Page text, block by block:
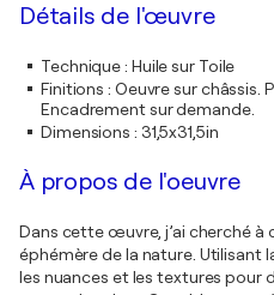
Détails de l'œuvre
Technique: Huile sur Toile
Finitions : Oeuvre sur châssis.
Encadrement sur demande.
Dimensions : 31,5x31,5in
À propos de l'oeuvre
Dans cette œuvre, j’ai cherché
éphémère de la nature. Utilisant
les nuances et les textures pour